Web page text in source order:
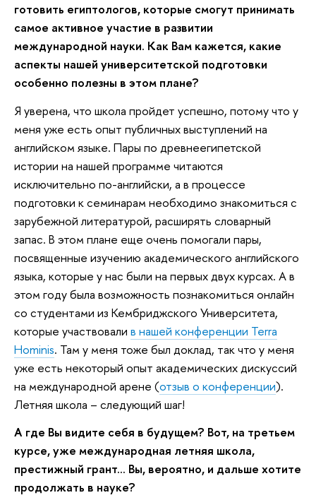
готовить египтологов, которые смогут принимать
самое активное участие в развитии
международной науки. Как Вам кажется, какие
аспекты нашей университетской подготовки
особенно полезны в этом плане?
Я уверена, что школа пройдет успешно, потому что у
меня уже есть опыт публичных выступлений на
английском языке. Пары по древнеегипетской
истории на нашей программе читаются
исключительно по-английски, а в процессе
подготовки к семинарам необходимо знакомиться с
зарубежной литературой, расширять словарный
запас. В этом плане еще очень помогали пары,
посвященные изучению академического английского
языка, которые у нас были на первых двух курсах. А в
этом году была возможность познакомиться онлайн
со студентами из Кембриджского Университета,
которые участвовали в нашей конференции Terra
Hominis. Там у меня тоже был доклад, так что у меня
уже есть некоторый опыт академических дискуссий
на международной арене (отзыв о конференции).
Летняя школа – следующий шаг!
А где Вы видите себя в будущем? Вот, на третьем
курсе, уже международная летняя школа,
престижный грант… Вы, вероятно, и дальше хотите
продолжать в науке?